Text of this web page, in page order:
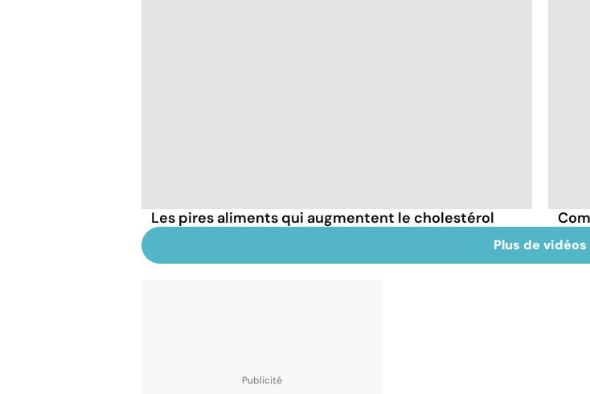
Les pires aliments qui augmentent le cholestérol
Plus de vidéos